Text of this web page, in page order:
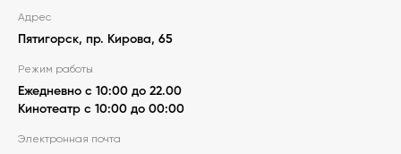
Адрес
Пятигорск, пр. Кирова, 65
Режим работы
Ежедневно с 10:00 до 22.00
Кинотеатр с 10:00 до 00:00
Электронная почта